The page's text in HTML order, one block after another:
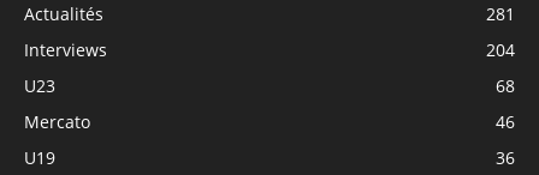
Actualités
281
Interviews
204
U23
68
Mercato
46
U19
36